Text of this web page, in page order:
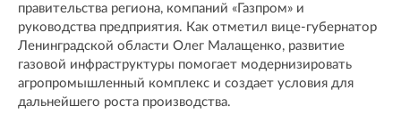
правительства региона, компаний «Газпром» и
руководства предприятия. Как отметил вице-губернатор
Ленинградской области Олег Малащенко, развитие
газовой инфраструктуры помогает модернизировать
агропромышленный комплекс и создает условия для
дальнейшего роста производства.